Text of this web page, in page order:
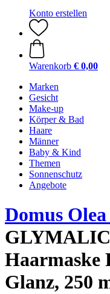
Konto erstellen
Warenkorb € 0,00
Marken
Gesicht
Make-up
Körper & Bad
Haare
Männer
Baby & Kind
Themen
Sonnenschutz
Angebote
Domus Olea
Haarmaske
Glanz, 250